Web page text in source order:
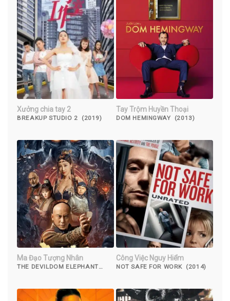
Xưởng chia tay 2
BREAKUP STUDIO 2 (2019)
Tay Trộm Huyền Thoại
DOM HEMINGWAY (2013)
Ma Đạo Tượng Nhân
THE DEVILDOM ELEPHANT
Công Việc Nguy Hiểm
NOT SAFE FOR WORK (2014)